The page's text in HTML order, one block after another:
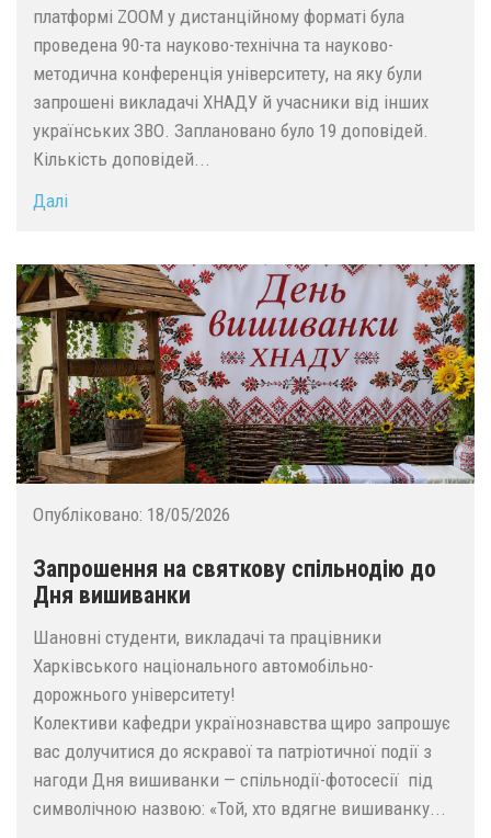
платформі ZOOM у дистанційному форматі була
проведена 90-та науково-технічна та науково-
методична конференція університету, на яку були
запрошені викладачі ХНАДУ й учасники від інших
українських ЗВО. Заплановано було 19 доповідей.
Кількість доповідей...
Далі
Опубліковано: 18/05/2026
Запрошення на святкову спільнодію до
Дня вишиванки
Шановні студенти, викладачі та працівники
Харківського національного автомобільно-
дорожнього університету!
Колективи кафедри українознавства щиро запрошує
вас долучитися до яскравої та патріотичної події з
нагоди Дня вишиванки — спільнодії-фотосесії під
символічною назвою: «Той, хто вдягне вишиванку...